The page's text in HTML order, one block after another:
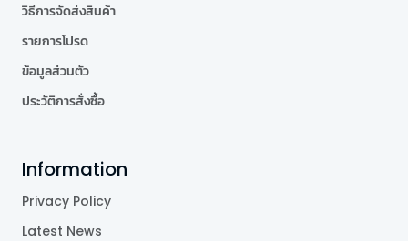
วิธีการจัดส่งสินค้า
รายการโปรด
ข้อมูลส่วนตัว
ประวัติการสั่งซื้อ
Information
Privacy Policy
Latest News